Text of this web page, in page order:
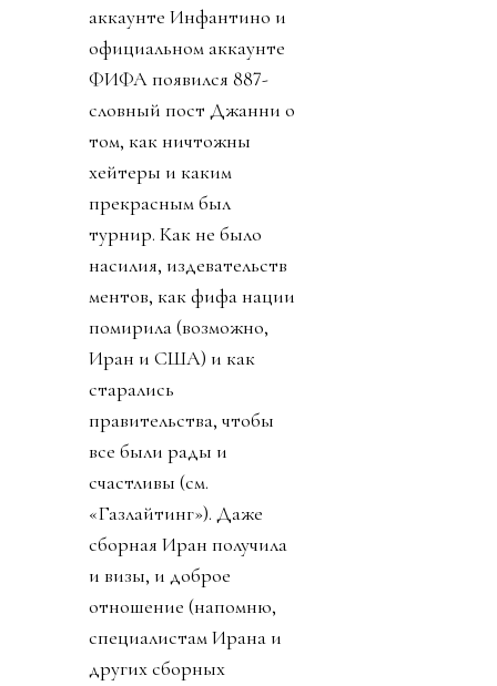
аккаунте Инфантино и
официальном аккаунте
ФИФА появился 887-
словный пост Джанни о
том, как ничтожны
хейтеры и каким
прекрасным был
турнир. Как не было
насилия, издевательств
ментов, как фифа нации
помирила (возможно,
Иран и США) и как
старались
правительства, чтобы
все были рады и
счастливы (см.
«Газлайтинг»). Даже
сборная Иран получила
и визы, и доброе
отношение (напомню,
специалистам Ирана и
других сборных